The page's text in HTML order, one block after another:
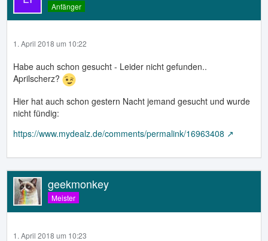
Anfänger
1. April 2018 um 10:22
Habe auch schon gesucht - Leider nicht gefunden..
Aprilscherz?
Hier hat auch schon gestern Nacht jemand gesucht und wurde
nicht fündig:
https://www.mydealz.de/comments/permalink/16963408
geekmonkey
Meister
1. April 2018 um 10:23